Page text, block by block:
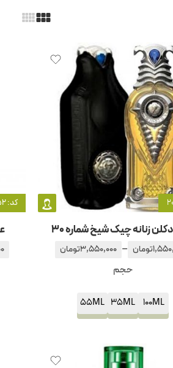
زنانه چیک شیخ شماره 30
تومان –
3,550,000تومان
حجم
100ML
35ML
55ML
کد: 20052